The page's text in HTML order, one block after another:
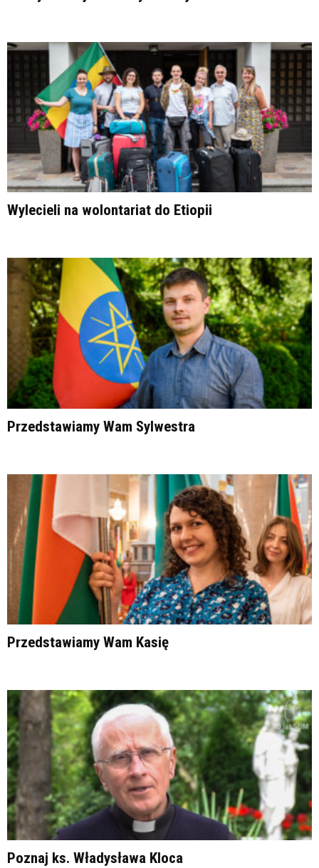
Wylecieli na wolontariat do Etiopii
Przedstawiamy Wam Sylwestra
Przedstawiamy Wam Kasię
Poznaj ks. Władysława Kloca